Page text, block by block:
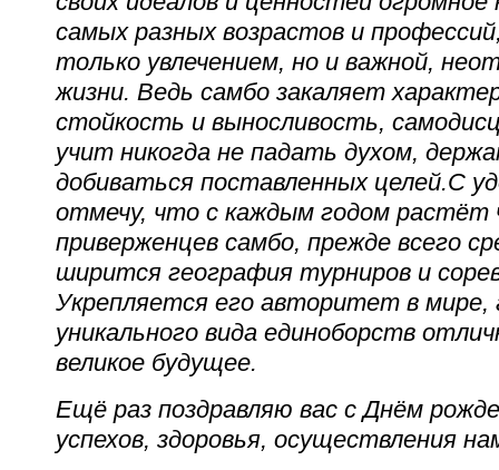
самых разных возрастов и
только увлечением, но и важной,
жизни. Ведь самбо закаляет
стойкость и выносливость,
учит никогда не падать духом,
добиваться поставленных целей.С
отмечу, что с каждым годом растёт
приверженцев самбо, прежде всего
ширится география турниров и
Укрепляется его авторитет в мире,
уникального вида единоборств
великое будущее.
Ещё раз поздравляю вас с Днём
успехов, здоровья, осуществления